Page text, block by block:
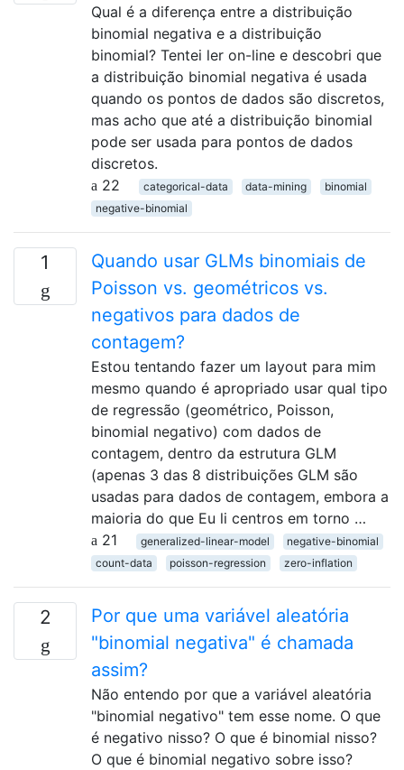
Qual é a diferença entre a distribuição
binomial negativa e a distribuição
binomial? Tentei ler on-line e descobri que
a distribuição binomial negativa é usada
quando os pontos de dados são discretos,
mas acho que até a distribuição binomial
pode ser usada para pontos de dados
discretos.
22
categorical-data data-mining
binomial
negative-binomial
1
Quando usar GLMs binomiais de
Poisson vs. geométricos vs.
negativos para dados de
contagem?
Estou tentando fazer um layout para mim
mesmo quando é apropriado usar qual tipo
de regressão (geométrico, Poisson,
binomial negativo) com dados de
contagem, dentro da estrutura GLM
(apenas 3 das 8 distribuições GLM são
usadas para dados de contagem, embora a
maioria do que Eu li centros em torno …
21
generalized-linear-model
negative-binomial
count-data
poisson-regression zero-inflation
2
Por que uma variável aleatória
"binomial negativa" é chamada
assim?
Não entendo por que a variável aleatória
"binomial negativo" tem esse nome. O que
é negativo nisso? O que é binomial nisso?
O que é binomial negativo sobre isso?